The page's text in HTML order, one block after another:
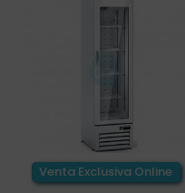
Venta Exclusiva Online